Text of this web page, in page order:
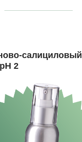
салициловый
2